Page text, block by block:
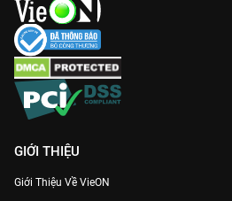
GIỚI THIỆU
Giới Thiệu Về VieON